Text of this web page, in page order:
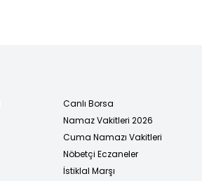
Canlı Borsa
Namaz Vakitleri 2026
Cuma Namazı Vakitleri
Nöbetçi Eczaneler
İstiklal Marşı